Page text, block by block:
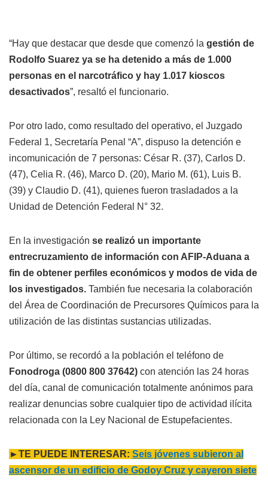
“Hay que destacar que desde que comenzó la gestión de
Rodolfo Suarez ya se ha detenido a más de 1.000
personas en el narcotráfico y hay 1.017 kioscos
desactivados”, resaltó el funcionario.
Por otro lado, como resultado del operativo, el Juzgado
Federal 1, Secretaría Penal “A”, dispuso la detención e
incomunicación de 7 personas: César R. (37), Carlos D.
(47), Celia R. (46), Marco D. (20), Mario M. (61), Luis B.
(39) y Claudio D. (41), quienes fueron trasladados a la
Unidad de Detención Federal N° 32.
En la investigación se realizó un importante
entrecruzamiento de información con AFIP-Aduana a
fin de obtener perfiles económicos y modos de vida de
los investigados. También fue necesaria la colaboración
del Área de Coordinación de Precursores Químicos para la
utilización de las distintas sustancias utilizadas.
Por último, se recordó a la población el teléfono de
Fonodroga (0800 800 37642) con atención las 24 horas
del día, canal de comunicación totalmente anónimos para
realizar denuncias sobre cualquier tipo de actividad ilícita
relacionada con la Ley Nacional de Estupefacientes.
►TE PUEDE INTERESAR: Seis jóvenes subieron al
ascensor de un edificio de Godoy Cruz y cayeron siete